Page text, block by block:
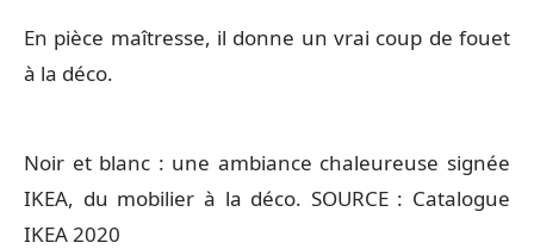
En pièce maîtresse, il donne un vrai coup de fouet
à la déco.
Noir et blanc : une ambiance chaleureuse signée
IKEA, du mobilier à la déco. SOURCE : Catalogue
IKEA 2020